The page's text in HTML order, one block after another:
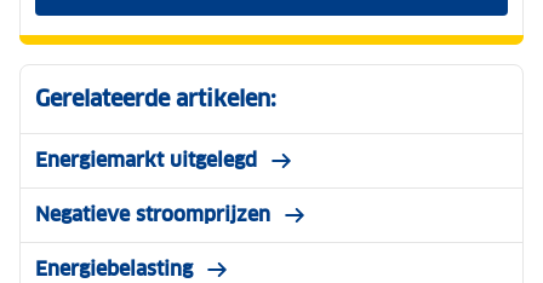
Gerelateerde artikelen:
Energiemarkt uitgelegd
Negatieve stroomprijzen
Energiebelasting